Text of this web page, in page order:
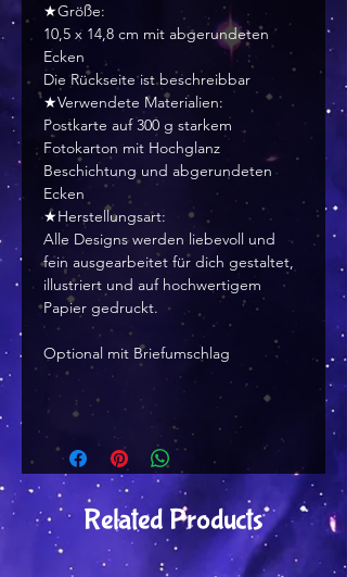
★Größe:
10,5 x 14,8 cm mit abgerundeten
Ecken
Die Rückseite ist beschreibbar
★Verwendete Materialien:
Postkarte auf 300 g starkem
Fotokarton mit Hochglanz
Beschichtung und abgerundeten
Ecken
★Herstellungsart:
Alle Designs werden liebevoll und
fein ausgearbeitet für dich gestaltet,
illustriert und auf hochwertigem
Papier gedruckt.
Optional mit Briefumschlag
Related Products